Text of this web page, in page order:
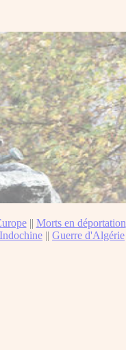
|| Morts en déportation
|| Guerre d'Algérie